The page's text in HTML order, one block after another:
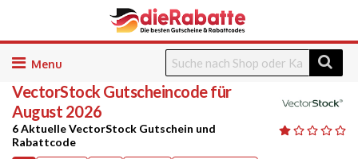
Skip
content
VectorStock Gutscheincode für
August 2026
6 Aktuelle VectorStock Gutschein und
Rabattcode